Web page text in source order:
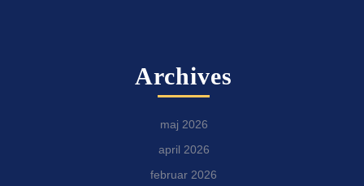
Archives
maj 2026
april 2026
februar 2026